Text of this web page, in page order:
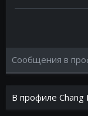
Сообщения в
В профиле Chang